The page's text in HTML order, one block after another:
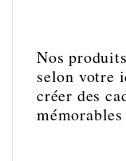
Nos
selon votre
créer des
mémorables